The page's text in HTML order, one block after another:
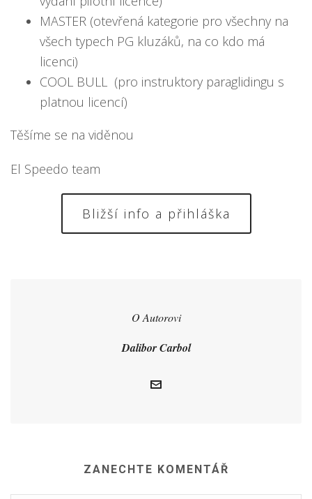
MASTER (otevřená kategorie pro všechny na
všech typech PG kluzáků, na co kdo má
licenci)
COOL BULL (pro instruktory paraglidingu s
platnou licencí)
Těšíme se na viděnou
El Speedo team
Bližší info a přihláška
O Autorovi
Dalibor Carbol
ZANECHTE KOMENTÁŘ